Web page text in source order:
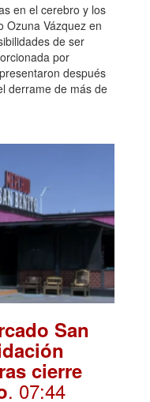
en el cerebro y los
Ozuna Vázquez en
de ser
por
después
derrame de más de
San
cierre
. 07:44